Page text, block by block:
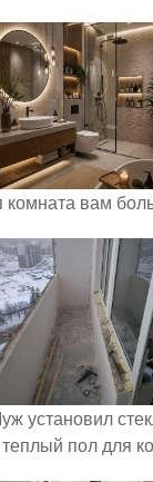
комната вам
установил
пол для